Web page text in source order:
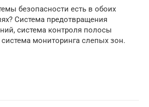
безопасности есть в обоих
Система предотвращения
система контроля полосы
мониторинга слепых зон.